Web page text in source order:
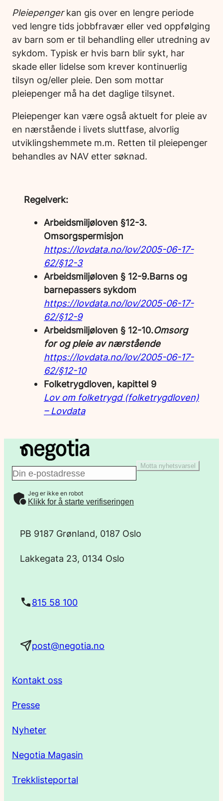
Pleiepengerkan gis over en lengre periode
ved lengre tids jobbfravær eller ved oppfølging
av barn som er til behandling eller utredning av
sykdom. Typisk er hvis barn blir sykt, har
skade eller lidelse som krever kontinuerlig
tilsyn og/eller pleie. Den som mottar
pleiepenger må ha det daglige tilsynet.
Pleiepenger kan være også aktuelt for pleie av
en nærstående i livets sluttfase, alvorlig
utviklingshemmete m.m. Retten til pleiepenger
behandles av NAV etter søknad.
Regelverk:
Arbeidsmiljøloven §12-3.
Omsorgspermisjon
https://lovdata.no/lov/2005-06-17-
62/§12-3
Arbeidsmiljøloven § 12-9.Barns og
barnepassers sykdom
https://lovdata.no/lov/2005-06-17-
62/§12-9
Arbeidsmiljøloven § 12-10.Omsorg
for og pleie av nærstående
https://lovdata.no/lov/2005-06-17-
62/§12-10
Folketrygdloven, kapittel 9
Lov om folketrygd (folketrygdloven)
– Lovdata
E
-
Motta nyhetsvarsel
Jeg er ikke en robot
Klikk for å starte verifiseringen
PB 9187 Grønland, 0187 Oslo
Lakkegata 23, 0134 Oslo
815 58 100
post@negotia.no
Kontakt oss
Presse
Nyheter
Negotia Magasin
Trekklisteportal